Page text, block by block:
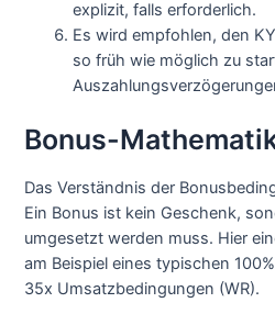
explizit, falls erforderlich.
Es wird empfohlen, den
so früh wie möglich zu
Bonus-
Das Verständnis der
Ein Bonus ist kein Geschenk,
umgesetzt werden muss. Hier
am Beispiel eines typischen
35x Umsatzbedingungen (WR).